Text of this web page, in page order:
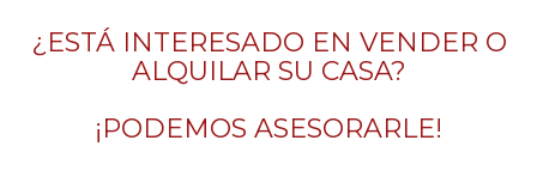
¿ESTÁ INTERESADO EN VENDER O
ALQUILAR SU CASA?
¡PODEMOS ASESORARLE!